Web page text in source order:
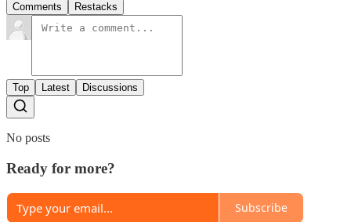
Comments Restacks
Top Latest Discussions
No posts
Ready for more?
Subscribe